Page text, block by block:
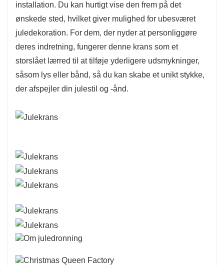
installation. Du kan hurtigt vise den frem på det
ønskede sted, hvilket giver mulighed for ubesværet
juledekoration. For dem, der nyder at personliggøre
deres indretning, fungerer denne krans som et
storslået lærred til at tilføje yderligere udsmykninger,
såsom lys eller bånd, så du kan skabe et unikt stykke,
der afspejler din julestil og -ånd.